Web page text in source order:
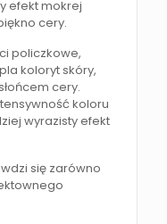
efekt mokrej
cery.
policzkowe,
koloryt skóry,
cery.
koloru
wyrazisty efekt
się zarówno